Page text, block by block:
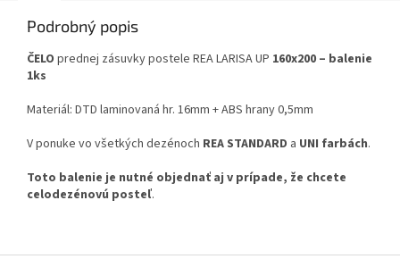
Podrobný popis
ČELO prednej zásuvky postele REA LARISA UP 160x200 – balenie
1ks
Materiál: DTD laminovaná hr. 16mm + ABS hrany 0,5mm
V ponuke vo všetkých dezénoch REA STANDARD a UNI farbách.
Toto balenie je nutné objednať aj v prípade, že chcete
celodezénovú posteľ.